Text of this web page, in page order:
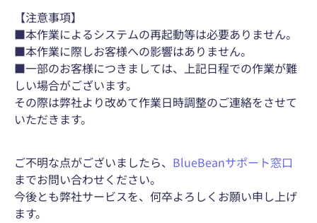
【注意事項】
■本作業によるシステムの再起動等は必要ありません。
■本作業に際しお客様への影響はありません。
■一部のお客様につきましては、上記日程での作業が難
しい場合がございます。
その際は弊社より改めて作業日時調整のご連絡をさせて
いただきます。
ご不明な点がございましたら、 BlueBeanサポート窓口
までお問い合わせください。
今後とも弊社サービスを、何卒よろしくお願い申し上げ
ます。